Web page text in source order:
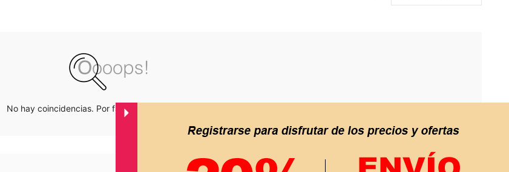
No hay coincidencias. Por favor inténtalo de nuevo.